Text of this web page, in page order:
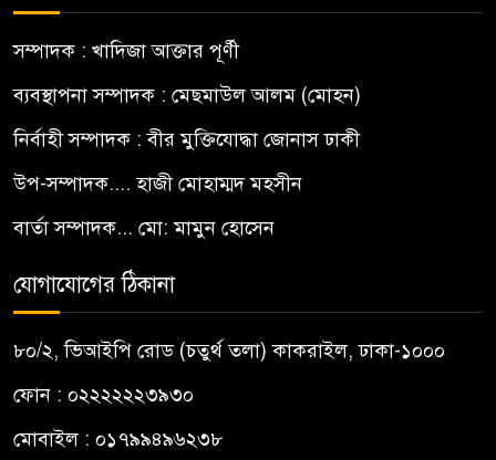
সম্পাদক : খাদিজা আক্তার পূর্ণী
ব্যবস্থাপনা সম্পাদক : মেছমাউল আলম (মোহন)
নির্বাহী সম্পাদক : বীর মুক্তিযোদ্ধা জোনাস ঢাকী
উপ-সম্পাদক.... হাজী মোহাম্মদ মহসীন
বার্তা সম্পাদক... মো: মামুন হোসেন
যোগাযোগের ঠিকানা
৮০/২, ভিআইপি রোড (চতুর্থ তলা) কাকরাইল, ঢাকা-১০০০
ফোন : ০২২২২২২৩৯৩০
মোবাইল : ০১৭৯৯৪৯৬২৩৮